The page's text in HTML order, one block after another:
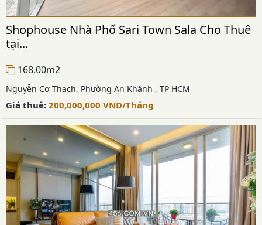
Shophouse Nhà Phố Sari Town Sala Cho Thuê
tại...
168.00m2
Nguyễn Cơ Thạch, Phường An Khánh , TP HCM
Giá thuê: 200,000,000 VND/Tháng